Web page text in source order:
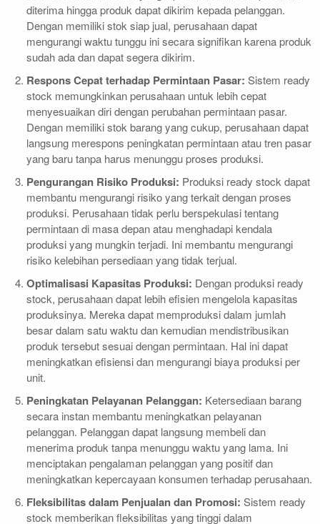
diterima hingga produk dapat dikirim kepada pelanggan.
Dengan memiliki stok siap jual, perusahaan dapat
mengurangi waktu tunggu ini secara signifikan karena produk
sudah ada dan dapat segera dikirim.
Respons Cepat terhadap Permintaan Pasar: Sistem ready
stock memungkinkan perusahaan untuk lebih cepat
menyesuaikan diri dengan perubahan permintaan pasar.
Dengan memiliki stok barang yang cukup, perusahaan dapat
langsung merespons peningkatan permintaan atau tren pasar
yang baru tanpa harus menunggu proses produksi.
Pengurangan Risiko Produksi: Produksi ready stock dapat
membantu mengurangi risiko yang terkait dengan proses
produksi. Perusahaan tidak perlu berspekulasi tentang
permintaan di masa depan atau menghadapi kendala
produksi yang mungkin terjadi. Ini membantu mengurangi
risiko kelebihan persediaan yang tidak terjual.
Optimalisasi Kapasitas Produksi: Dengan produksi ready
stock, perusahaan dapat lebih efisien mengelola kapasitas
produksinya. Mereka dapat memproduksi dalam jumlah
besar dalam satu waktu dan kemudian mendistribusikan
produk tersebut sesuai dengan permintaan. Hal ini dapat
meningkatkan efisiensi dan mengurangi biaya produksi per
unit.
Peningkatan Pelayanan Pelanggan: Ketersediaan barang
secara instan membantu meningkatkan pelayanan
pelanggan. Pelanggan dapat langsung membeli dan
menerima produk tanpa menunggu waktu yang lama. Ini
menciptakan pengalaman pelanggan yang positif dan
meningkatkan kepercayaan konsumen terhadap perusahaan.
Fleksibilitas dalam Penjualan dan Promosi: Sistem ready
stock memberikan fleksibilitas yang tinggi dalam